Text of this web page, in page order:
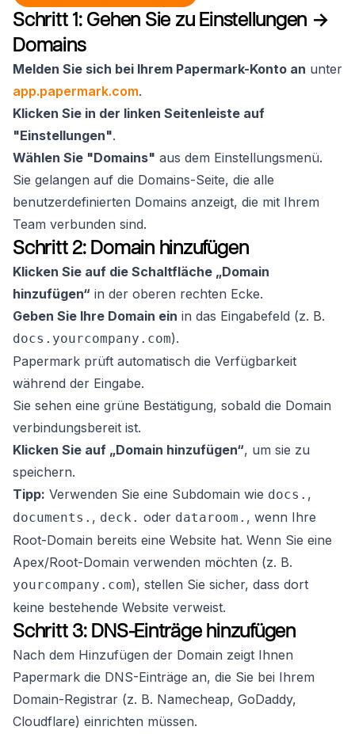
Schritt 1: Gehen Sie zu Einstellungen →
Domains
Melden Sie sich bei Ihrem Papermark-Konto an unter
app.papermark.com.
Klicken Sie in der linken Seitenleiste auf
"Einstellungen".
Wählen Sie "Domains" aus dem Einstellungsmenü.
Sie gelangen auf die Domains-Seite, die alle
benutzerdefinierten Domains anzeigt, die mit Ihrem
Team verbunden sind.
Schritt 2: Domain hinzufügen
Klicken Sie auf die Schaltfläche „Domain
hinzufügen“ in der oberen rechten Ecke.
Geben Sie Ihre Domain ein in das Eingabefeld (z. B.
docs.yourcompany.com).
Papermark prüft automatisch die Verfügbarkeit
während der Eingabe.
Sie sehen eine grüne Bestätigung, sobald die Domain
verbindungsbereit ist.
Klicken Sie auf „Domain hinzufügen“, um sie zu
speichern.
Tipp: Verwenden Sie eine Subdomain wie docs. ,
documents. , deck. oder dataroom. , wenn Ihre
Root-Domain bereits eine Website hat. Wenn Sie eine
Apex/Root-Domain verwenden möchten (z. B.
yourcompany.com), stellen Sie sicher, dass dort
keine bestehende Website verweist.
Schritt 3: DNS-Einträge hinzufügen
Nach dem Hinzufügen der Domain zeigt Ihnen
Papermark die DNS-Einträge an, die Sie bei Ihrem
Domain-Registrar (z. B. Namecheap, GoDaddy,
Cloudflare) einrichten müssen.